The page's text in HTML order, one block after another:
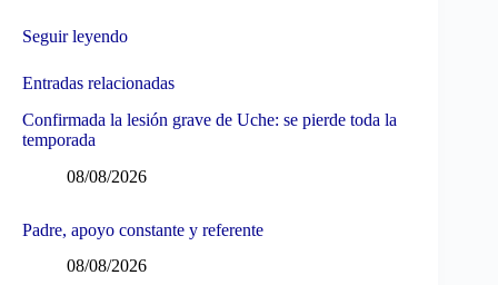
Seguir leyendo
Entradas relacionadas
Confirmada la lesión grave de Uche: se pierde toda la
temporada
08/08/2026
Padre, apoyo constante y referente
08/08/2026